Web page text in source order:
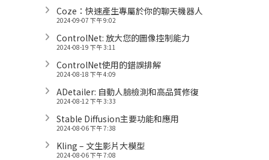
Coze：快速產生專屬於你的聊天機器人
2024-09-07 下午 9:02
ControlNet: 放大您的圖像控制能力
2024-08-19 下午 3:11
ControlNet使用的錯誤排解
2024-08-18 下午 4:09
ADetailer: 自動人臉檢測和高品質修復
2024-08-12 下午 3:33
Stable Diffusion主要功能和應用
2024-08-06 下午 7:38
Kling – 文生影片大模型
2024-08-06 下午 7:08